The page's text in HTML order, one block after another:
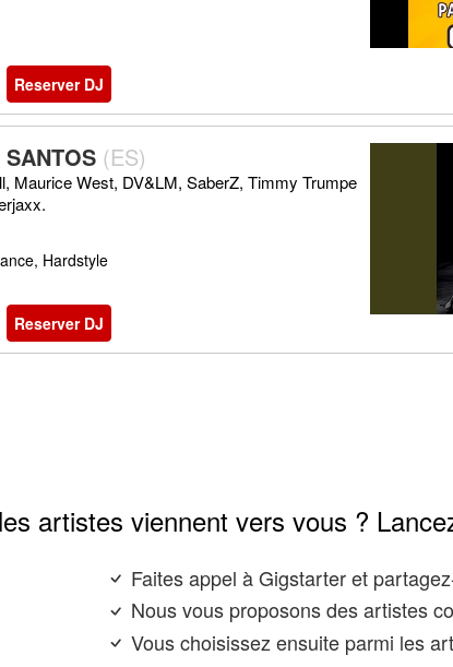
Reserver DJ
(ES)
Maurice West, DV&LM, SaberZ, Timmy Trumpe
Hardstyle
Reserver DJ
artistes viennent vers vous ?
Faites appel à Gigstarter et
Nous vous proposons des artistes
Vous choisissez ensuite parmi les